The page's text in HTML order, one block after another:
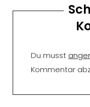
Du musst
Kommentar